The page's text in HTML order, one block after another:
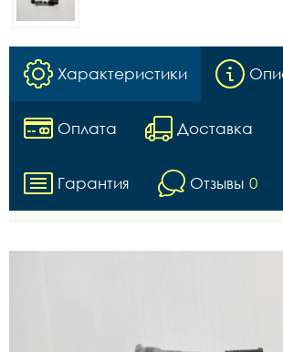
Характеристики
Оплата Доставка
Гарантия Отзывы 0